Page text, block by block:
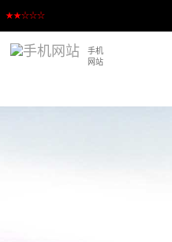
★★☆☆☆
手机
网站